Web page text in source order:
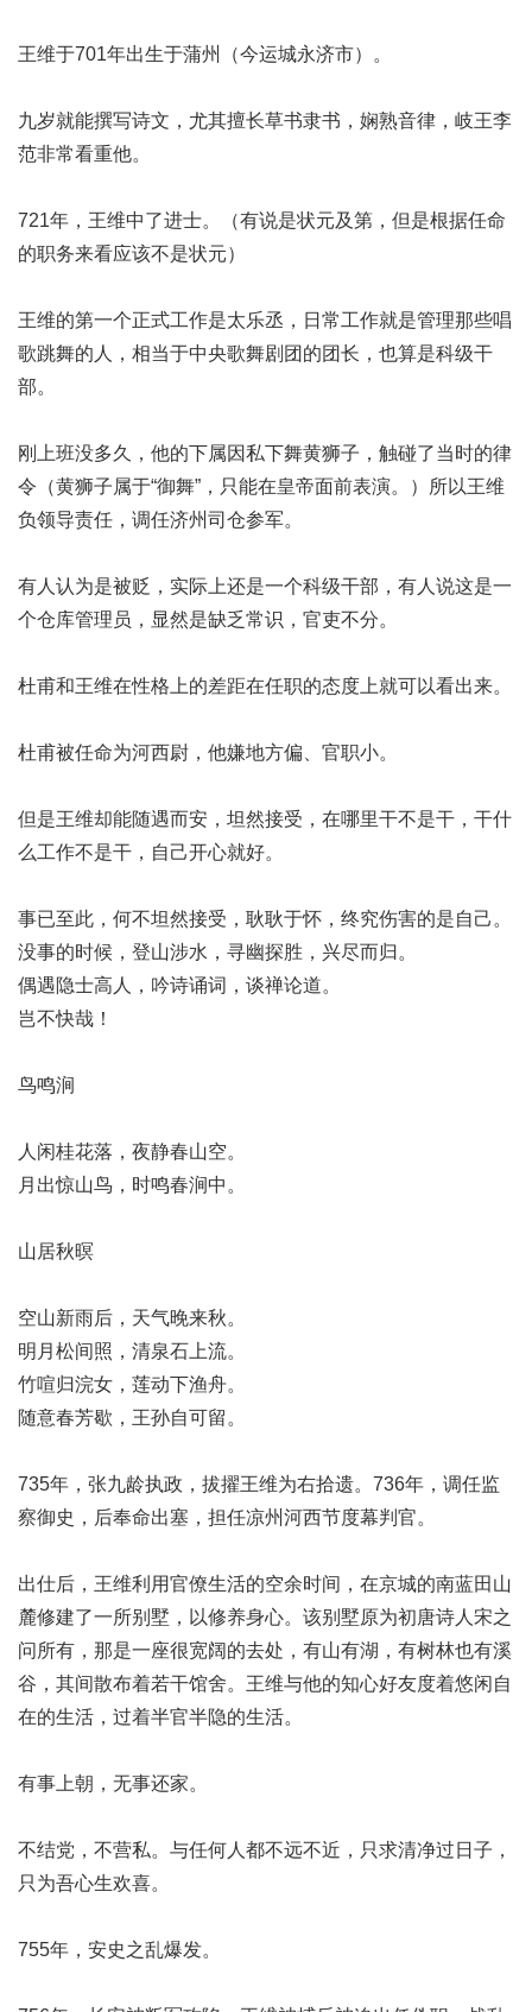
王维于701年出生于蒲州（今运城永济市）。
九岁就能撰写诗文，尤其擅长草书隶书，娴熟音律，岐王李
范非常看重他。
721年，王维中了进士。（有说是状元及第，但是根据任命
的职务来看应该不是状元）
王维的第一个正式工作是太乐丞，日常工作就是管理那些唱
歌跳舞的人，相当于中央歌舞剧团的团长，也算是科级干
部。
刚上班没多久，他的下属因私下舞黄狮子，触碰了当时的律
令（黄狮子属于“御舞”，只能在皇帝面前表演。）所以王维
负领导责任，调任济州司仓参军。
有人认为是被贬，实际上还是一个科级干部，有人说这是一
个仓库管理员，显然是缺乏常识，官吏不分。
杜甫和王维在性格上的差距在任职的态度上就可以看出来。
杜甫被任命为河西尉，他嫌地方偏、官职小。
但是王维却能随遇而安，坦然接受，在哪里干不是干，干什
么工作不是干，自己开心就好。
事已至此，何不坦然接受，耿耿于怀，终究伤害的是自己。
没事的时候，登山涉水，寻幽探胜，兴尽而归。
偶遇隐士高人，吟诗诵词，谈禅论道。
岂不快哉！
鸟鸣涧
人闲桂花落，夜静春山空。
月出惊山鸟，时鸣春涧中。
山居秋暝
空山新雨后，天气晚来秋。
明月松间照，清泉石上流。
竹喧归浣女，莲动下渔舟。
随意春芳歇，王孙自可留。
735年，张九龄执政，拔擢王维为右拾遗。736年，调任监
察御史，后奉命出塞，担任凉州河西节度幕判官。
出仕后，王维利用官僚生活的空余时间，在京城的南蓝田山
麓修建了一所别墅，以修养身心。该别墅原为初唐诗人宋之
问所有，那是一座很宽阔的去处，有山有湖，有树林也有溪
谷，其间散布着若干馆舍。王维与他的知心好友度着悠闲自
在的生活，过着半官半隐的生活。
有事上朝，无事还家。
不结党，不营私。与任何人都不远不近，只求清净过日子，
只为吾心生欢喜。
755年，安史之乱爆发。